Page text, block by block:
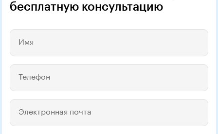
бесплатную консультацию
Имя
Телефон
Электронная почта